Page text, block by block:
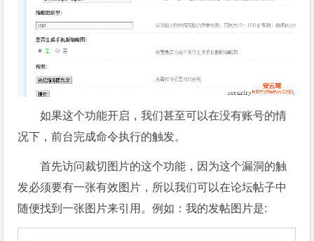
如果这个功能开启，我们甚至可以在没有账号的情
况下，前台完成命令执行的触发。
首先访问裁切图片的这个功能，因为这个漏洞的触
发必须要有一张有效图片，所以我们可以在论坛帖子中
随便找到一张图片来引用。例如：我的发帖图片是: